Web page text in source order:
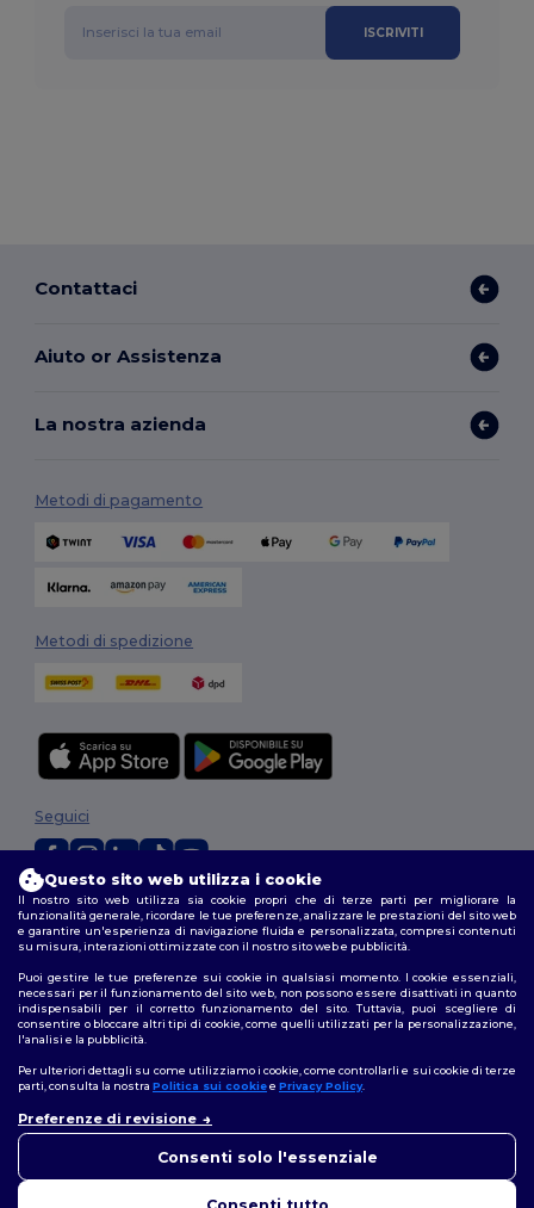
ISCRIVITI
Contattaci
Aiuto or Assistenza
La nostra azienda
Metodi di pagamento
Metodi di spedizione
2026. Tutti i diritti riservati
Termini e Condizioni|Politica di personalizzazione|Informativa sulla
privacy|Politica sui cookie|Site Map
Seguici
Questo sito web utilizza i cookie
Il nostro sito web utilizza sia cookie propri che di terze parti per migliorare la
funzionalità generale, ricordare le tue preferenze, analizzare le prestazioni del sito web
e garantire un'esperienza di navigazione fluida e personalizzata, compresi contenuti
su misura, interazioni ottimizzate con il nostro sito web e pubblicità.
Puoi gestire le tue preferenze sui cookie in qualsiasi momento. I cookie essenziali,
necessari per il funzionamento del sito web, non possono essere disattivati in quanto
indispensabili per il corretto funzionamento del sito. Tuttavia, puoi scegliere di
consentire o bloccare altri tipi di cookie, come quelli utilizzati per la personalizzazione,
l'analisi e la pubblicità.
Per ulteriori dettagli su come utilizziamo i cookie, come controllarli e sui cookie di terze
parti, consulta la nostra Politica sui cookiee Privacy Policy.
Preferenze di revisione
Consenti solo l'essenziale
Consenti tutto
puoi contattarci in qualsiasi